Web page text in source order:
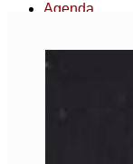
Agenda